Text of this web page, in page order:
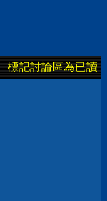
標記討論區為已讀